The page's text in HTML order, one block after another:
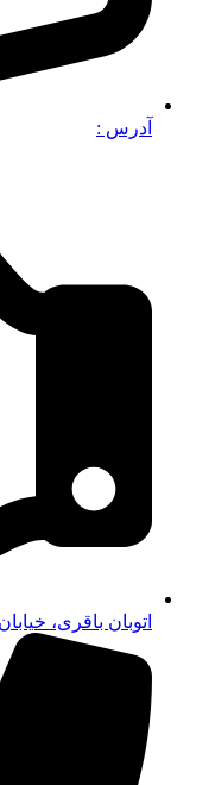
آدرس :
اتوبان باقری، خیابان 196 غربی، بعد از اردیبهشت، پلاک77